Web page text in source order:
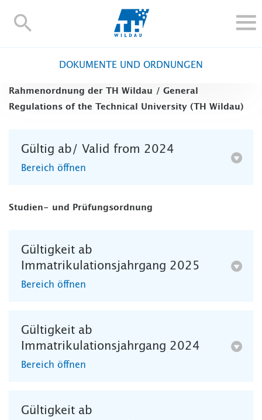
TH-
FORSCHUNG UND TRANSFER
INTERNATIONAL
BESCHÄFTIGTE
TH Online-Portal Personensuche
DOKUMENTE UND ORDNUNGEN
Rahmenordnung der TH Wildau / General
Regulations of the Technical University (TH Wildau)
Gültig ab/ Valid from 2024
Bereich öffnen
Studien- und Prüfungsordnung
Gültigkeit ab
Immatrikulationsjahrgang 2025
Bereich öffnen
Gültigkeit ab
Immatrikulationsjahrgang 2024
Bereich öffnen
Gültigkeit ab